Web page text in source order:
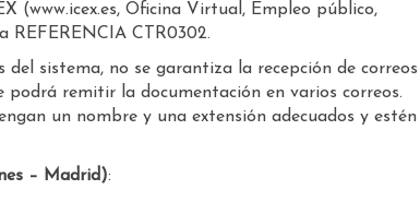
(www.icex.es, Oficina Virtual, Empleo público,
REFERENCIA CTR0302.
sistema, no se garantiza la recepción de correos
podrá remitir la documentación en varios correos.
un nombre y una extensión adecuados y estén
– Madrid):